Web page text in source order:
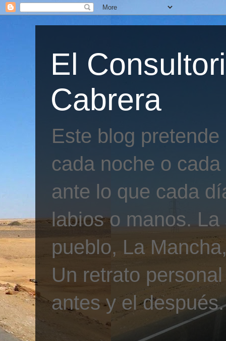
El
Cabrera
Este blog
cada noche o
ante lo que cada
labios o manos.
pueblo, La
Un retrato
antes y el después.